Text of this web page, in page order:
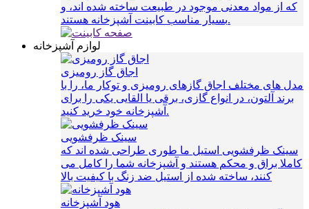
که از مواد معدنی موجود در طبیعت ساخته شده اند، و
بسیار مناسب کابینت آشپزخانه هستند.
لوازم آشپزخانه
اجاق گاز رومیزی
مدل های مختلف اجاق گازهای رومیزی و توکار ما، را با
برند آلتون، در انواع گازی، برقی یا القایی یکی را برای
آشپزخانه خود خرید کنید.
سینک ظرفشویی
سینک ظرفشویی استیل ما طوری طراحی شده اند که
کاملا براق و محکم هستند و آشپزخانه شما را کامل می
کنند، ساخته شده از استیل ضد زنگ با کیفیت بالا
هود آشپزخانه